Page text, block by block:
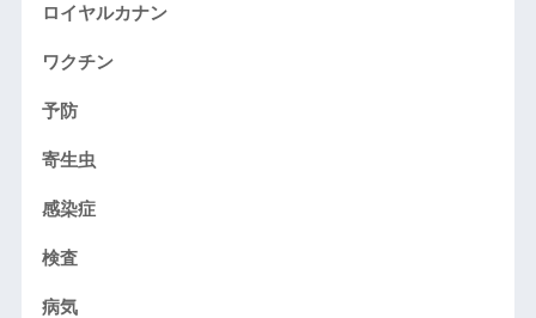
ロイヤルカナン
ワクチン
予防
寄生虫
感染症
検査
病気